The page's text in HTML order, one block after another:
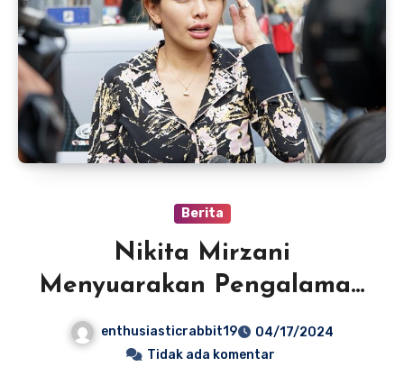
Berita
Nikita Mirzani
Menyuarakan Pengalaman
Kekerasan oleh Eks
Pasangan, Rizky
enthusiasticrabbit19
04/17/2024
Tidak ada komentar